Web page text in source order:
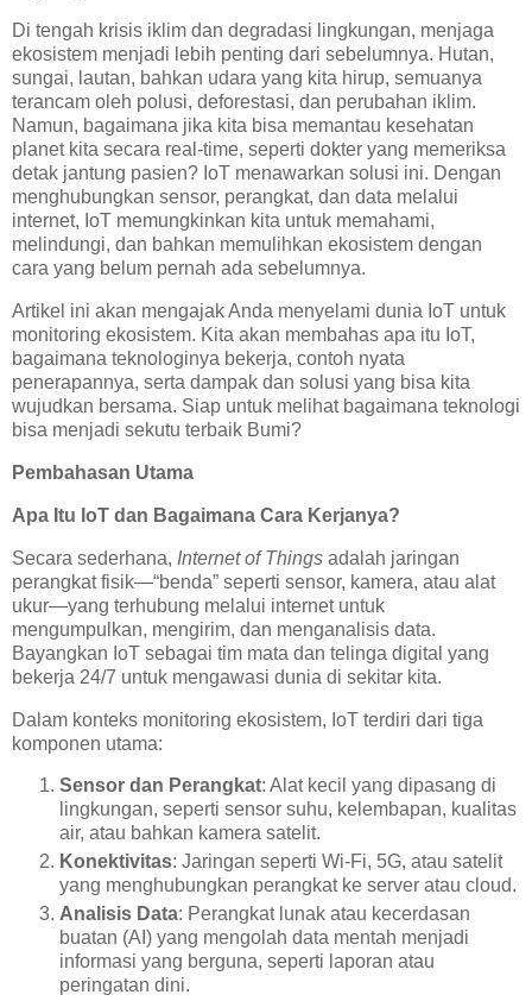
Di tengah krisis iklim dan degradasi lingkungan, menjaga
ekosistem menjadi lebih penting dari sebelumnya. Hutan,
sungai, lautan, bahkan udara yang kita hirup, semuanya
terancam oleh polusi, deforestasi, dan perubahan iklim.
Namun, bagaimana jika kita bisa memantau kesehatan
planet kita secara real-time, seperti dokter yang memeriksa
detak jantung pasien? IoT menawarkan solusi ini. Dengan
menghubungkan sensor, perangkat, dan data melalui
internet, IoT memungkinkan kita untuk memahami,
melindungi, dan bahkan memulihkan ekosistem dengan
cara yang belum pernah ada sebelumnya.
Artikel ini akan mengajak Anda menyelami dunia IoT untuk
monitoring ekosistem. Kita akan membahas apa itu IoT,
bagaimana teknologinya bekerja, contoh nyata
penerapannya, serta dampak dan solusi yang bisa kita
wujudkan bersama. Siap untuk melihat bagaimana teknologi
bisa menjadi sekutu terbaik Bumi?
Pembahasan Utama
Apa Itu IoT dan Bagaimana Cara Kerjanya?
Secara sederhana, Internet of Things adalah jaringan
perangkat fisik—“benda” seperti sensor, kamera, atau alat
ukur—yang terhubung melalui internet untuk
mengumpulkan, mengirim, dan menganalisis data.
Bayangkan IoT sebagai tim mata dan telinga digital yang
bekerja 24/7 untuk mengawasi dunia di sekitar kita.
Dalam konteks monitoring ekosistem, IoT terdiri dari tiga
komponen utama:
Sensor dan Perangkat: Alat kecil yang dipasang di
lingkungan, seperti sensor suhu, kelembapan, kualitas
air, atau bahkan kamera satelit.
Konektivitas: Jaringan seperti Wi-Fi, 5G, atau satelit
yang menghubungkan perangkat ke server atau cloud.
Analisis Data: Perangkat lunak atau kecerdasan
buatan (AI) yang mengolah data mentah menjadi
informasi yang berguna, seperti laporan atau
peringatan dini.